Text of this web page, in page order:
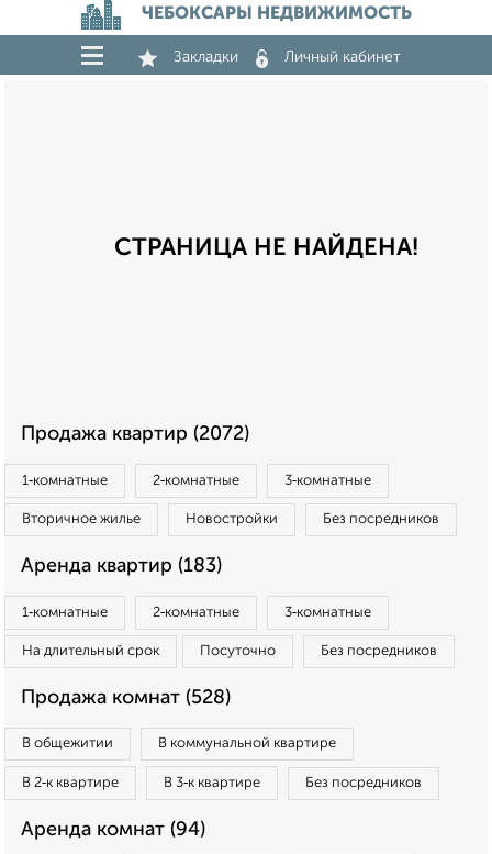
ЧЕБОКСАРЫ НЕДВИЖИМОСТЬ
Закладки Личный кабинет
СТРАНИЦА НЕ НАЙДЕНА!
Продажа квартир (2072)
1‑комнатные 2‑комнатные 3‑комнатные
Вторичное жилье Новостройки Без посредников
Аренда квартир (183)
1‑комнатные 2‑комнатные 3‑комнатные
На длительный срок Посуточно Без посредников
Продажа комнат (528)
В общежитии В коммунальной квартире
В 2‑к квартире В 3‑к квартире Без посредников
Аренда комнат (94)